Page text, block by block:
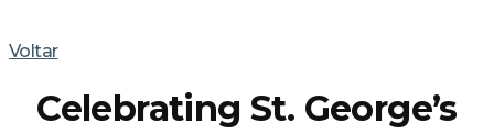
Voltar
Celebrating St. George’s